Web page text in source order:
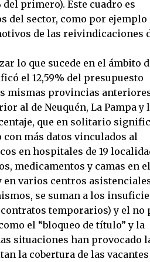
primero). Este cuadro es
del sector, como por ejemplo
de las reivindicaciones
lo que sucede en el ámbito
el 12,59% del presupuesto
mismas provincias
al de Neuquén, La Pampa y
que en solitario
más datos vinculados al
en hospitales de 19
medicamentos y camas en el
varios centros
se suman a los
temporarios) y el no
el “bloqueo de título” y la
situaciones han provocado
la cobertura de las vacantes